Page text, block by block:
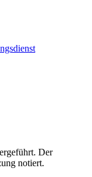
Der
notiert.